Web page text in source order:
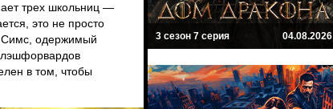
трех школьниц —
это не просто
Симс, одержимый
в том, чтобы
3 сезон 7 серия 04.08.2026